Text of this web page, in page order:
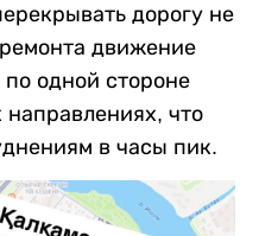
дорогу не
движение
одной стороне
что
в часы пик.